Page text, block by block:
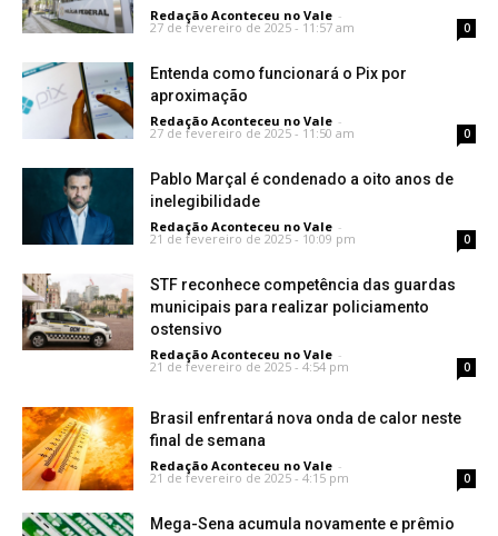
Redação Aconteceu no Vale -
27 de fevereiro de 2025 - 11:57 am 0
Entenda como funcionará o Pix por
aproximação
Redação Aconteceu no Vale -
27 de fevereiro de 2025 - 11:50 am 0
Pablo Marçal é condenado a oito anos de
inelegibilidade
Redação Aconteceu no Vale -
21 de fevereiro de 2025 - 10:09 pm 0
STF reconhece competência das guardas
municipais para realizar policiamento
ostensivo
Redação Aconteceu no Vale -
21 de fevereiro de 2025 - 4:54 pm 0
Brasil enfrentará nova onda de calor neste
final de semana
Redação Aconteceu no Vale -
21 de fevereiro de 2025 - 4:15 pm 0
Mega-Sena acumula novamente e prêmio